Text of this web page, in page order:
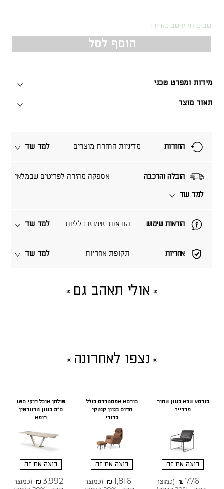
שבוע לא יחשב כאיחור
הוסף לסל
תאור מוצר
מידות ומפרט טכני
אחריות תקופת אחריות למד עוד
הוראות שימוש הוראות שימוש כלליות למד עוד
הובלה והרכבה אספקה מהירה לפריטים שבמלאי
למד עוד
החזרות מדיניות החזרת מוצרים למד עוד
אולי תאהב גם
נצפו לאחרונה
כורסא שבא בגוון שחור
פרדייז
רוצה את זה
₪ 776
(כמוצר
כורסא אמסטרדם כולל
הדום בגוון קנטקי
ברנדי
רוצה את זה
₪ 1,816
(כמוצר
שולחן אוכל רוקי 160
ס"מ בגוון טרוורטין
רומא
רוצה את זה
₪ 3,992
(כמוצר